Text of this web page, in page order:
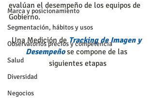
Marca y posicionamiento
Segmentación, hábitos y usos
Observatorios precios y competencia
Salud
Diversidad
Negocios
evalúan el desempeño de los equipos de
Gobierno.
Una Medición de Tracking de Imagen y
Desempeño se compone de las
siguientes etapas